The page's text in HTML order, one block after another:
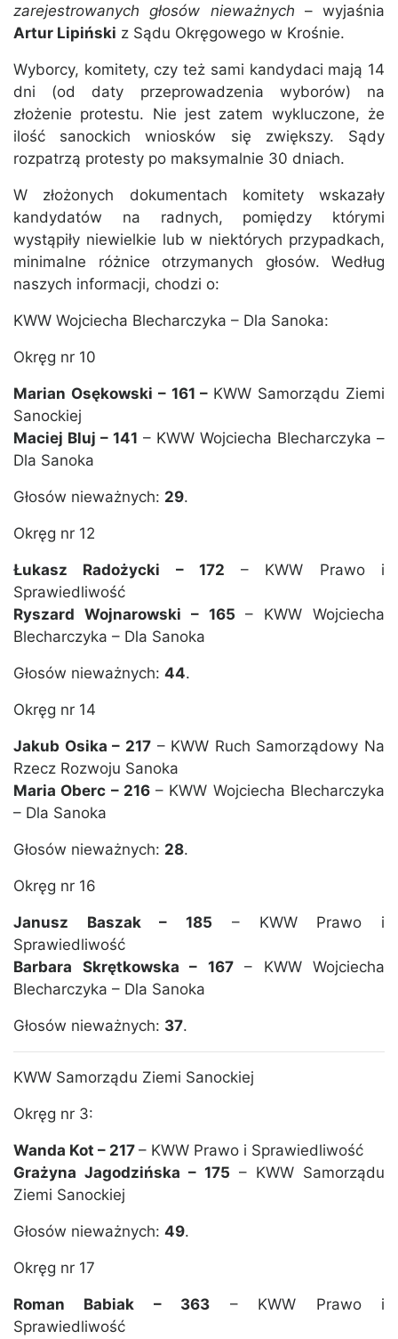
zarejestrowanych głosów nieważnych – wyjaśnia
Artur Lipiński z Sądu Okręgowego w Krośnie.
Wyborcy, komitety, czy też sami kandydaci mają 14
dni (od daty przeprowadzenia wyborów) na
złożenie protestu. Nie jest zatem wykluczone, że
ilość sanockich wniosków się zwiększy. Sądy
rozpatrzą protesty po maksymalnie 30 dniach.
W złożonych dokumentach komitety wskazały
kandydatów na radnych, pomiędzy którymi
wystąpiły niewielkie lub w niektórych przypadkach,
minimalne różnice otrzymanych głosów. Według
naszych informacji, chodzi o:
KWW Wojciecha Blecharczyka – Dla Sanoka:
Okręg nr 10
Marian Osękowski – 161 – KWW Samorządu Ziemi
Sanockiej
Maciej Bluj – 141 – KWW Wojciecha Blecharczyka –
Dla Sanoka
Głosów nieważnych: 29.
Okręg nr 12
Łukasz Radożycki – 172 – KWW Prawo i
Sprawiedliwość
Ryszard Wojnarowski – 165 – KWW Wojciecha
Blecharczyka – Dla Sanoka
Głosów nieważnych: 44.
Okręg nr 14
Jakub Osika – 217– KWW Ruch Samorządowy Na
Rzecz Rozwoju Sanoka
Maria Oberc – 216– KWW Wojciecha Blecharczyka
– Dla Sanoka
Głosów nieważnych: 28.
Okręg nr 16
Janusz Baszak – 185 – KWW Prawo i
Sprawiedliwość
Barbara Skrętkowska – 167– KWW Wojciecha
Blecharczyka – Dla Sanoka
Głosów nieważnych: 37.
KWW Samorządu Ziemi Sanockiej
Okręg nr 3:
Wanda Kot – 217 – KWW Prawo i Sprawiedliwość
Grażyna Jagodzińska – 175 – KWW Samorządu
Ziemi Sanockiej
Głosów nieważnych: 49.
Okręg nr 17
Roman Babiak – 363 – KWW Prawo i
Sprawiedliwość